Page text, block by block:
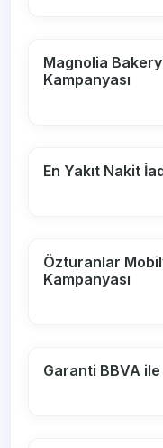
Magnolia
Kampanyası
En Yakıt Nakit
Özturanlar
Kampanyası
Garanti BBVA